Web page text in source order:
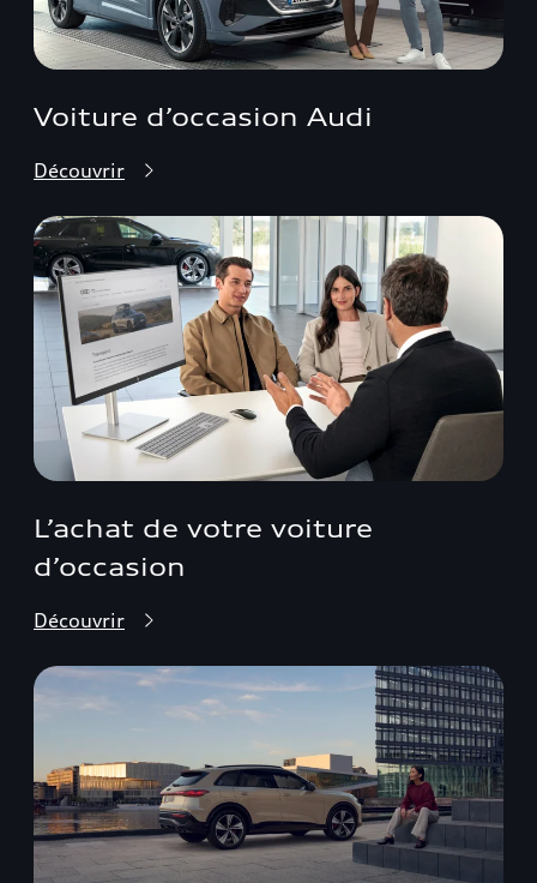
Voiture d’occasion Audi
Découvrir
L’achat de votre voiture
d’occasion
Découvrir